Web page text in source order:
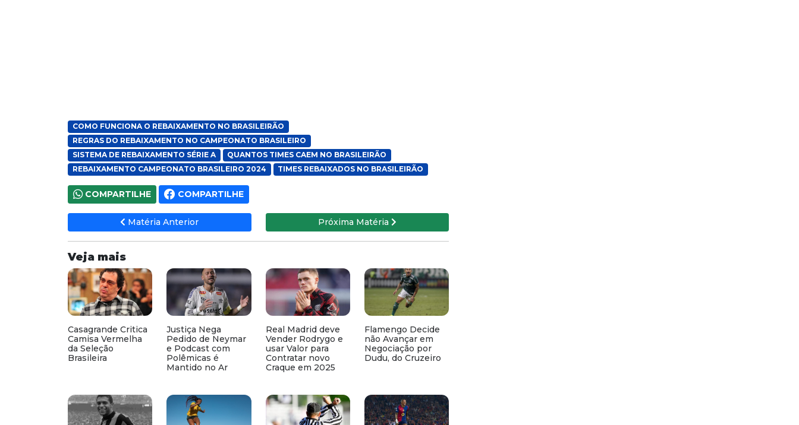
COMO FUNCIONA O REBAIXAMENTO NO BRASILEIRÃO
REGRAS DO REBAIXAMENTO NO CAMPEONATO BRASILEIRO
SISTEMA DE REBAIXAMENTO SÉRIE A
QUANTOS TIMES CAEM NO BRASILEIRÃO
REBAIXAMENTO CAMPEONATO BRASILEIRO 2024
TIMES REBAIXADOS NO BRASILEIRÃO
COMPARTILHE COMPARTILHE
Matéria Anterior Próxima Matéria
Veja mais
Casagrande Critica
Camisa Vermelha
da Seleção
Brasileira
Justiça Nega
Pedido de Neymar
e Podcast com
Polêmicas é
Mantido no Ar
Real Madrid deve
Vender Rodrygo e
usar Valor para
Contratar novo
Craque em 2025
Flamengo Decide
não Avançar em
Negociação por
Dudu, do Cruzeiro